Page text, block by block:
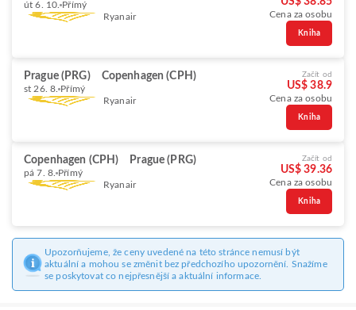
út 6. 10. Přímý
Ryanair
Cena za osobu
Kniha
Prague (PRG) Copenhagen (CPH)
st 26. 8. Přímý
Ryanair
Začít od
US$ 38.9
Cena za osobu
Kniha
Copenhagen (CPH) Prague (PRG)
pá 7. 8. Přímý
Ryanair
Začít od
US$ 39.36
Cena za osobu
Kniha
Upozorňujeme, že ceny uvedené na této stránce nemusí být
aktuální a mohou se změnit bez předchozího upozornění. Snažíme
se poskytovat co nejpřesnější a aktuální informace.